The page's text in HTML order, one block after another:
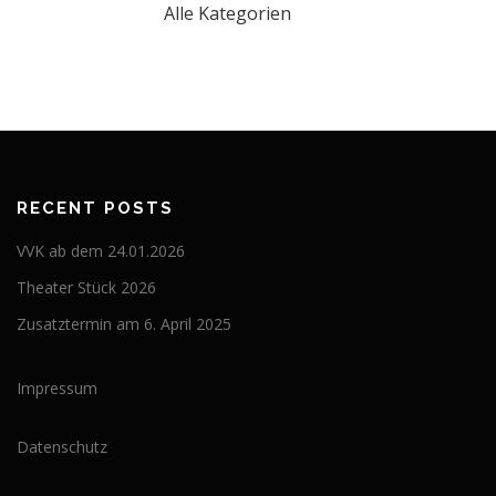
Alle Kategorien
RECENT POSTS
VVK ab dem 24.01.2026
Theater Stück 2026
Zusatztermin am 6. April 2025
Impressum
Datenschutz